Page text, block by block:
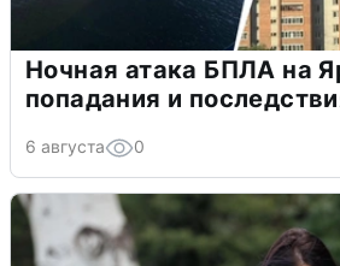
Ночная атака БПЛА на
попадания и
6 августа 0